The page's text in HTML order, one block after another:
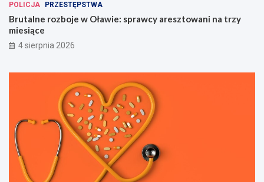
POLICJA PRZESTĘPSTWA
Brutalne rozboje w Oławie: sprawcy aresztowani na trzy
miesiące
4 sierpnia 2026